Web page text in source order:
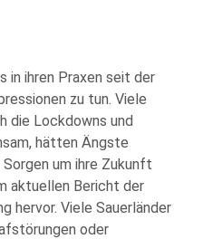
in ihren Praxen seit der
zu tun. Viele
die Lockdowns und
hätten Ängste
um ihre Zukunft
aktuellen Bericht der
hervor. Viele Sauerländer
oder